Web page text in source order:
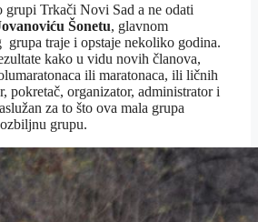
grupi Trkači Novi Sad a ne odati
Šonetu, glavnom
grupa traje i opstaje nekoliko godina.
kako u vidu novih članova,
ili maratonaca, ili ličnih
pokretač, organizator, administrator i
za to što ova mala grupa
grupu.